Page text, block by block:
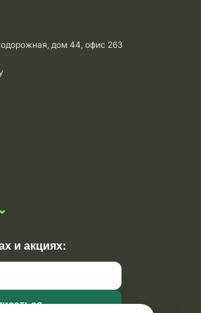
дом 44, офис 263
и акциях: